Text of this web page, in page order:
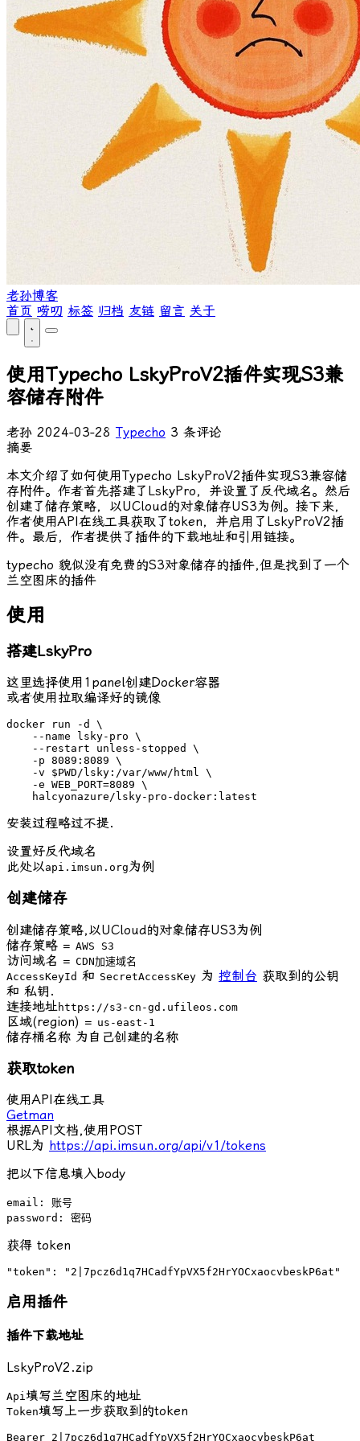
老孙博客
首页 唠叨 标签 归档 友链 留言 关于
使用Typecho LskyProV2插件实现S3兼
容储存附件
老孙 2024-03-28 Typecho 3 条评论
摘要
本文介绍了如何使用Typecho LskyProV2插件实现S3兼容储
存附件。作者首先搭建了LskyPro，并设置了反代域名。然后
创建了储存策略，以UCloud的对象储存US3为例。接下来，
作者使用API在线工具获取了token，并启用了LskyProV2插
件。最后，作者提供了插件的下载地址和引用链接。
typecho 貌似没有免费的S3对象储存的插件,但是找到了一个
兰空图床的插件
使用
搭建LskyPro
这里选择使用1panel创建Docker容器
或者使用拉取编译好的镜像
docker run -d \
    --name lsky-pro \
    --restart unless-stopped \
    -p 8089:8089 \
    -v $PWD/lsky:/var/www/html \
    -e WEB_PORT=8089 \
    halcyonazure/lsky-pro-docker:latest
安装过程略过不提.
设置好反代域名
此处以api.imsun.org 为例
创建储存
创建储存策略,以UCloud的对象储存US3为例
储存策略 = AWS S3
访问域名 = CDN加速域名
AccessKeyId 和 SecretAccessKey 为 控制台 获取到的公钥
和 私钥.
连接地址 https://s3-cn-gd.ufileos.com
区域(region) = us-east-1
储存桶名称 为自己创建的名称
获取token
使用API在线工具
Getman
根据API文档,使用POST
URL为 https://api.imsun.org/api/v1/tokens
把以下信息填入body
email: 账号
password: 密码
获得 token
"token": "2|7pcz6d1q7HCadfYpVX5f2HrYOCxaocvbeskP6at"
启用插件
插件下载地址
LskyProV2.zip
Api填写兰空图床的地址
Token填写上一步获取到的token
Bearer 2|7pcz6d1q7HCadfYpVX5f2HrYOCxaocvbeskP6at